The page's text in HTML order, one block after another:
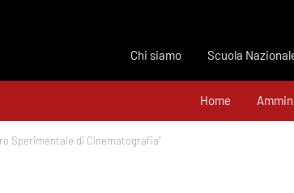
Chi siamo Scuola
Home
Sperimentale di Cinematografia”